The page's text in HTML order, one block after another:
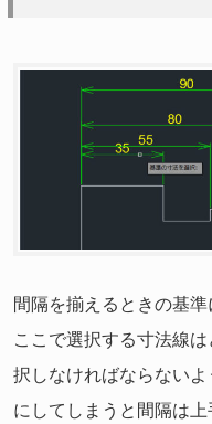
間隔を揃えるときの基準
ここで選択する寸法線
択しなければならない
にしてしまうと間隔は上